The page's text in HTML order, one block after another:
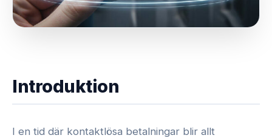
Introduktion
I en tid där kontaktlösa betalningar blir allt